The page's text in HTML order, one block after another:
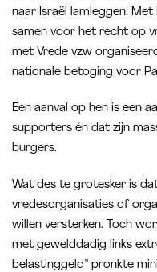
naar Israël lamleggen.
samen voor het recht op
met Vrede vzw
nationale betoging voor
Een aanval op hen is een
supporters én dat zijn
burgers.
Wat des te grotesker is
vredesorganisaties of
willen versterken. Toch
met gewelddadig links
belastinggeld” pronkte